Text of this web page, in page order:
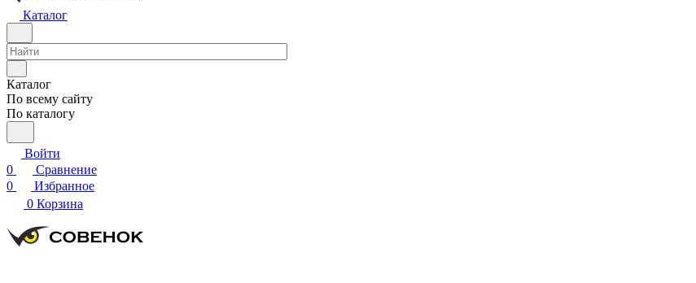
Каталог
Каталог
По всему сайту
По каталогу
Войти
0
Сравнение
0
Избранное
0 Корзина